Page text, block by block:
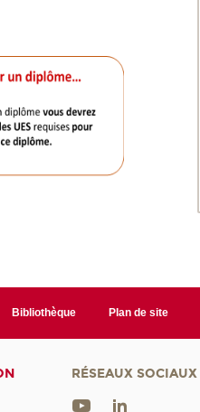
Bibliothèque Plan de site
RÉSEAUX SOCIAUX